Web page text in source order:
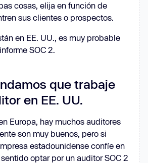
cosas, elija en función de
sus clientes o prospectos.
en EE. UU., es muy probable
SOC 2.
que trabaje
en EE. UU.
Europa, hay muchos auditores
son muy buenos, pero si
estadounidense confíe en
optar por un auditor SOC 2